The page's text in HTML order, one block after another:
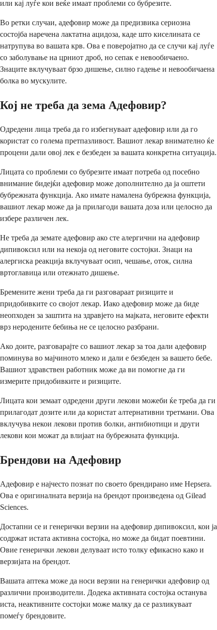
или кај луѓе кои веќе имаат проблеми со бубрезите.
Во ретки случаи, адефовир може да предизвика сериозна
состојба наречена лактатна ацидоза, каде што киселината се
натрупува во вашата крв. Ова е поверојатно да се случи кај луѓе
со заболување на црниот дроб, но сепак е невообичаено.
Знаците вклучуваат брзо дишење, силно гадење и невообичаена
болка во мускулите.
Кој не треба да зема Адефовир?
Одредени лица треба да го избегнуваат адефовир или да го
користат со голема претпазливост. Вашиот лекар внимателно ќе
процени дали овој лек е безбеден за вашата конкретна ситуација.
Лицата со проблеми со бубрезите имаат потреба од посебно
внимание бидејќи адефовир може дополнително да ја оштети
бубрежната функција. Ако имате намалена бубрежна функција,
вашиот лекар може да ја прилагоди вашата доза или целосно да
избере различен лек.
Не треба да земате адефовир ако сте алергични на адефовир
дипивоксил или на некоја од неговите состојки. Знаци на
алергиска реакција вклучуваат осип, чешање, оток, силна
вртоглавица или отежнато дишење.
Бремените жени треба да ги разговараат ризиците и
придобивките со својот лекар. Иако адефовир може да биде
неопходен за заштита на здравјето на мајката, неговите ефекти
врз неродените бебиња не се целосно разбрани.
Ако доите, разговарајте со вашиот лекар за тоа дали адефовир
поминува во мајчиното млеко и дали е безбеден за вашето бебе.
Вашиот здравствен работник може да ви помогне да ги
измерите придобивките и ризиците.
Лицата кои земаат одредени други лекови можеби ќе треба да ги
прилагодат дозите или да користат алтернативни третмани. Ова
вклучува некои лекови против болки, антибиотици и други
лекови кои можат да влијаат на бубрежната функција.
Брендови на Адефовир
Адефовир е најчесто познат по своето брендирано име Hepsera.
Ова е оригиналната верзија на брендот произведена од Gilead
Sciences.
Достапни се и генерички верзии на адефовир дипивоксил, кои ја
содржат истата активна состојка, но може да бидат поевтини.
Овие генерички лекови делуваат исто толку ефикасно како и
верзијата на брендот.
Вашата аптека може да носи верзии на генерички адефовир од
различни производители. Додека активната состојка останува
иста, неактивните состојки може малку да се разликуваат
помеѓу брендовите.